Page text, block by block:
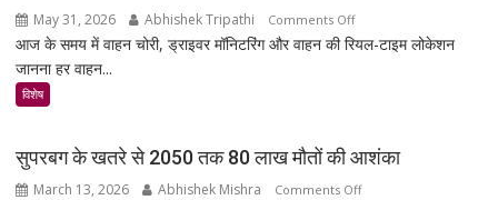
May 31, 2026 Abhishek Tripathi Comments Offon
MSR
सुरक्षा
का
आज के समय में वाहन चोरी, ड्राइवर मॉनिटरिंग और वाहन की रियल-टाइम लोकेशन
जानना हर वाहन...
विशेष
सुपरबग के खतरे से 2050 तक 80 लाख मौतों की आशंका
March 13, 2026 Abhishek Mishra Comments Offon